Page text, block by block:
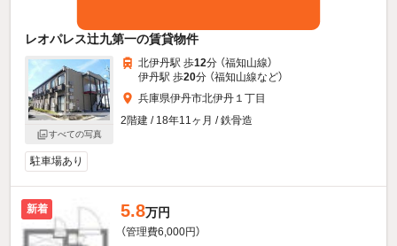
レオパレス辻九第一の賃貸物件
すべての写真
北伊丹駅 歩12分 （福知山線）
伊丹駅 歩20分 （福知山線など）
兵庫県伊丹市北伊丹１丁目
2階建 / 18年11ヶ月 / 鉄骨造
駐車場あり
新着 5.8万円
（管理費6,000円）